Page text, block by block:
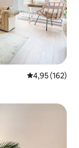
4,95 av 5 i
4,95 (162)